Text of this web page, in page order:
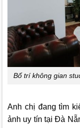
Bố trí không gian
Anh chị đang tìm
ảnh uy tín tại Đà